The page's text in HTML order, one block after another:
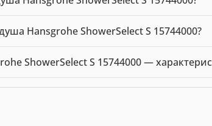
Hansgrohe ShowerSelect S 15744000?
ShowerSelect S 15744000 —
. Виробник: Hansgrohe. Ціна: 31818.00 грн.